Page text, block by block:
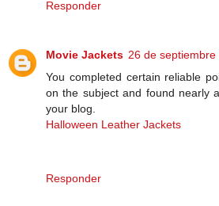
Responder
Movie Jackets 26 de
You completed certain reliable
on the subject and found nearly
your blog.
Halloween Leather Jackets
Responder